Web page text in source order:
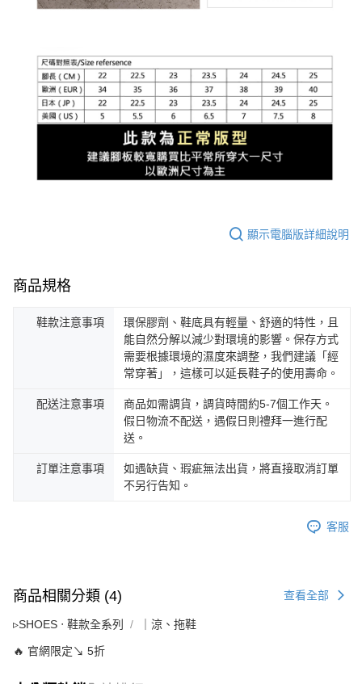
顯示電腦版詳細說明
商品規格
鞋款注意事項
環保膠劑、鞋底具有輕量、舒適的特性，且
能自然分解以減少對環境的影響。保存方式
需要根據環境的濕度來調整，我們建議「經
常穿著」，這樣可以延長鞋子的使用壽命。
配送注意事項
商品如需調貨，調貨時間約5-7個工作天。
假日物流不配送，遇假日則禮拜一進行配
送。
訂單注意事項
如遇缺貨、瑕疵無法出貨，將直接取消訂單
不另行告知。
客服
商品相關分類 (4) 查看全部
▹SHOES ‧ 鞋款全系列 ｜涼、拖鞋
🔥 官網限定↘ 5折